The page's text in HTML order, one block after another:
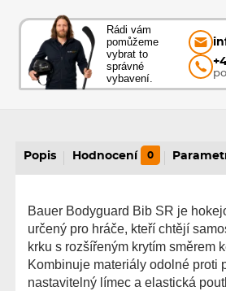
Rádi vám
pomůžeme
vybrat to
správné
vybavení.
Popis Hodnocení 0
Bauer Bodyguard Bib SR je
určený pro hráče, kteří chtějí
krku s rozšířeným krytím směrem
Kombinuje materiály odolné proti
nastavitelný límec a elastická